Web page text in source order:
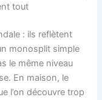
tout
: ils reflètent
monosplit simple
le même niveau
En maison, le
l’on découvre trop